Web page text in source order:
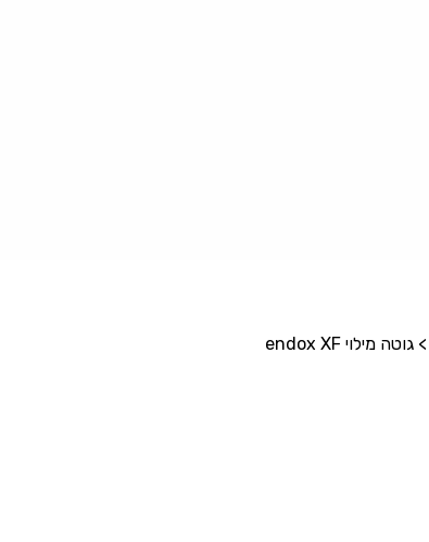
> גוטה מילוי endox XF